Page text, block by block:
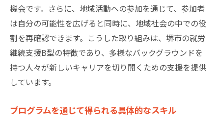
機会です。さらに、地域活動への参加を通じて、参加者
は自分の可能性を広げると同時に、地域社会の中での役
割を再確認できます。こうした取り組みは、堺市の就労
継続支援B型の特徴であり、多様なバックグラウンドを
持つ人々が新しいキャリアを切り開くための支援を提供
しています。
プログラムを通じて得られる具体的なスキル